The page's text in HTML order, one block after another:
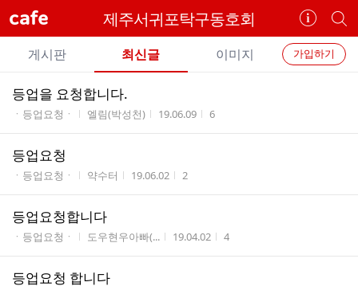
cafe 제주서귀포탁구동호회
카
페
정
보
개
별
카
페
카
메
가입하기
게시판 최신글 이미지
전
글
리
등업을 요청합니다.
게시판명
ㆍ등업요청ㆍ 작성자
엘림(박성천) 작성시간
19.06.09 조회수
6
등업요청
게시판명
ㆍ등업요청ㆍ 작성자
약수터 작성시간
19.06.02 조회수
2
등업요청합니다
게시판명
ㆍ등업요청ㆍ 작성자
도우현우아빠(... 작성시간
19.04.02 조회수
4
등업요청 합니다